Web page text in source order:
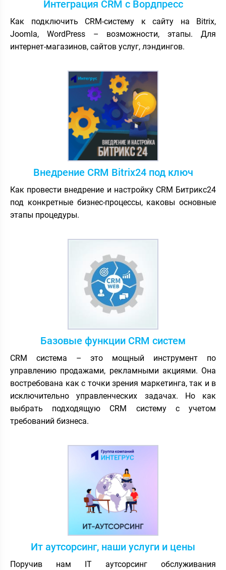
Интеграция CRM с Вордпресс
Как подключить CRM-систему к сайту на Bitrix,
Joomla, WordPress – возможности, этапы. Для
интернет-магазинов, сайтов услуг, лэндингов.
Внедрение CRM Bitrix24 под ключ
Как провести внедрение и настройку CRM Битрикс24
под конкретные бизнес-процессы, каковы основные
этапы процедуры.
Базовые функции CRM систем
CRM система – это мощный инструмент по
управлению продажами, рекламными акциями. Она
востребована как с точки зрения маркетинга, так и в
исключительно управленческих задачах. Но как
выбрать подходящую CRM систему с учетом
требований бизнеса.
Ит аутсорсинг, наши услуги и цены
Поручив нам IT аутсорсинг обслуживания